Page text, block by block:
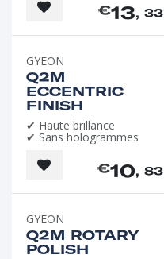
€13, 33
GYEON
Q2M
ECCENTRIC
FINISH
✔ Haute brillance
✔ Sans hologrammes
€10, 83
GYEON
Q2M ROTARY
POLISH